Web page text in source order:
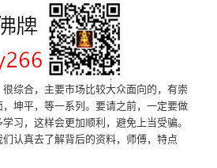
综合，主要市场比较大众面向的，有崇
坤平，等一系列。要请之前，一定要做
习，这样会更加顺利，避免上当受骗。
认真去了解背后的资料，师傅，特点